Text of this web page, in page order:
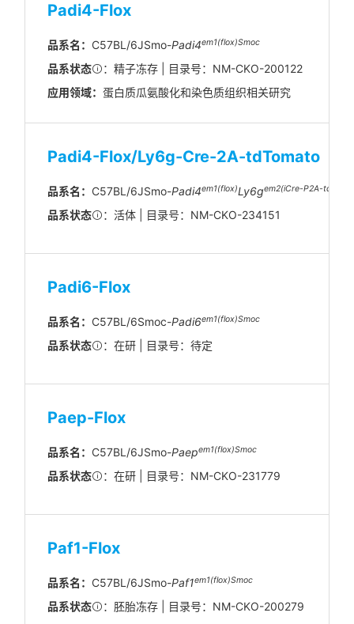
Padi4-Flox
品系名： C57BL/6JSmo-Padi4em1(flox)Smoc
品系状态
：精子冻存 | 目录号：NM-CKO-200122
应用领域：蛋白质瓜氨酸化和染色质组织相关研究
Padi4-Flox/Ly6g-Cre-2A-tdTomato
品系名： C57BL/6JSmo-Padi4em1(flox)Ly6gem2(iCre-P2A-
品系状态 ：活体 | 目录号：NM-CKO-234151
Padi6-Flox
品系名： C57BL/6Smoc-Padi6em1(flox)Smoc
品系状态 ：在研 | 目录号：待定
Paep-Flox
品系名： C57BL/6JSmo-Paepem1(flox)Smoc
品系状态 ：在研 | 目录号：NM-CKO-231779
Paf1-Flox
品系名： C57BL/6JSmo-Paf1em1(flox)Smoc
品系状态 ：胚胎冻存 | 目录号：NM-CKO-200279